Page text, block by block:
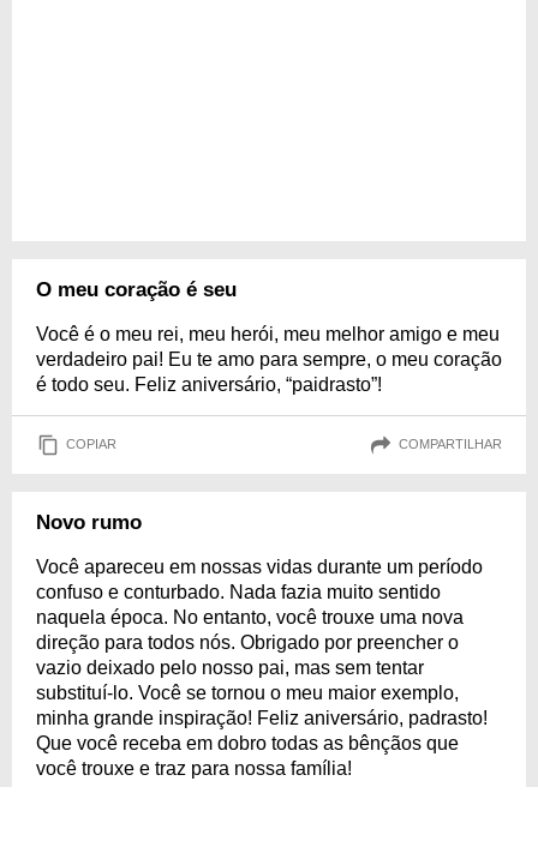
O meu coração é seu
Você é o meu rei, meu herói, meu melhor amigo e meu
verdadeiro pai! Eu te amo para sempre, o meu coração
é todo seu. Feliz aniversário, “paidrasto”!
COPIAR COMPARTILHAR
Novo rumo
Você apareceu em nossas vidas durante um período
confuso e conturbado. Nada fazia muito sentido
naquela época. No entanto, você trouxe uma nova
direção para todos nós. Obrigado por preencher o
vazio deixado pelo nosso pai, mas sem tentar
substituí-lo. Você se tornou o meu maior exemplo,
minha grande inspiração! Feliz aniversário, padrasto!
Que você receba em dobro todas as bênçãos que
você trouxe e traz para nossa família!